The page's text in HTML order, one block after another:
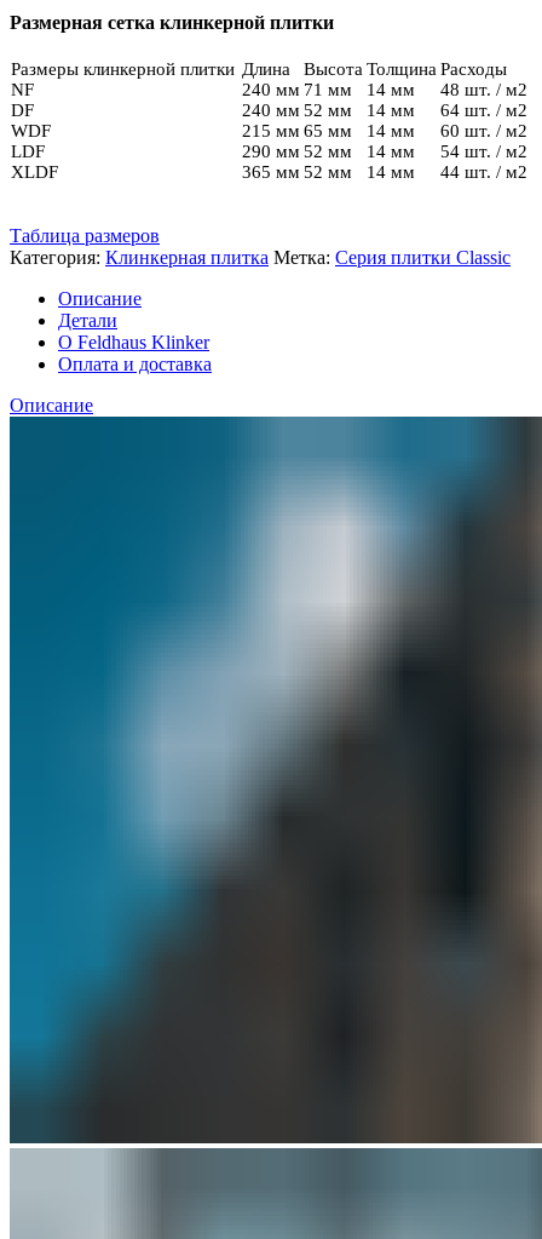
NF9
Размерная сетка клинкерной плитки
Размеры клинкерной плитки Длина ВысотаТолщинаРасходы
NF
240 мм 71 мм 14 мм
48 шт. / м2
DF
240 мм 52 мм 14 мм
64 шт. / м2
WDF
215 мм 65 мм 14 мм
60 шт. / м2
LDF
290 мм 52 мм 14 мм
54 шт. / м2
XLDF
365 мм 52 мм 14 мм 44 шт. / м2
Таблица размеров
Категория: Клинкерная плитка Метка: Серия плитки Classic
Описание
Детали
О Feldhaus Klinker
Оплата и доставка
Описание